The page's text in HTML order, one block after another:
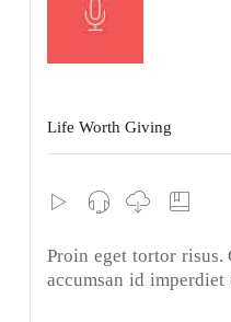
Life Worth Giving
Proin eget tortor risus.
accumsan id imperdiet